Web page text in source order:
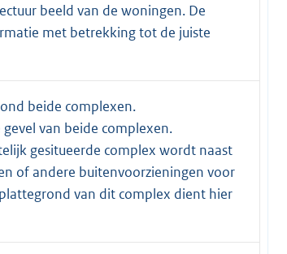
beeld van de woningen. De
met betrekking tot de juiste
beide complexen.
van beide complexen.
gesitueerde complex wordt naast
of andere buitenvoorzieningen voor
van dit complex dient hier